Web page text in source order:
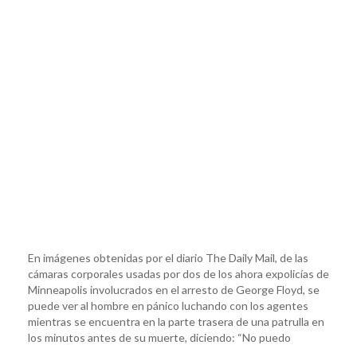
En imágenes obtenidas por el diario The Daily Mail, de las
cámaras corporales usadas por dos de los ahora expolicías de
Minneapolis involucrados en el arresto de George Floyd, se
puede ver al hombre en pánico luchando con los agentes
mientras se encuentra en la parte trasera de una patrulla en
los minutos antes de su muerte, diciendo: “No puedo